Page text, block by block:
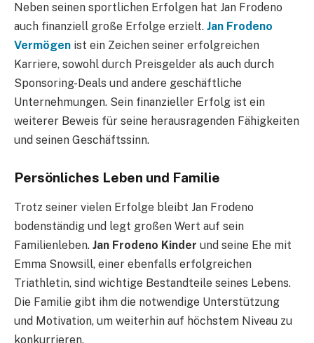
Neben seinen sportlichen Erfolgen hat Jan Frodeno
auch finanziell große Erfolge erzielt. Jan Frodeno
Vermögen ist ein Zeichen seiner erfolgreichen
Karriere, sowohl durch Preisgelder als auch durch
Sponsoring-Deals und andere geschäftliche
Unternehmungen. Sein finanzieller Erfolg ist ein
weiterer Beweis für seine herausragenden Fähigkeiten
und seinen Geschäftssinn.
Persönliches Leben und Familie
Trotz seiner vielen Erfolge bleibt Jan Frodeno
bodenständig und legt großen Wert auf sein
Familienleben. Jan Frodeno Kinder und seine Ehe mit
Emma Snowsill, einer ebenfalls erfolgreichen
Triathletin, sind wichtige Bestandteile seines Lebens.
Die Familie gibt ihm die notwendige Unterstützung
und Motivation, um weiterhin auf höchstem Niveau zu
konkurrieren.